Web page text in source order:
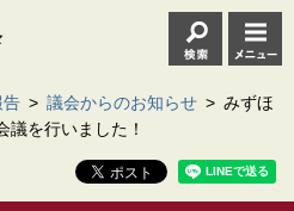
告 > 議会からのお知らせ > みずほ
議を行いました！